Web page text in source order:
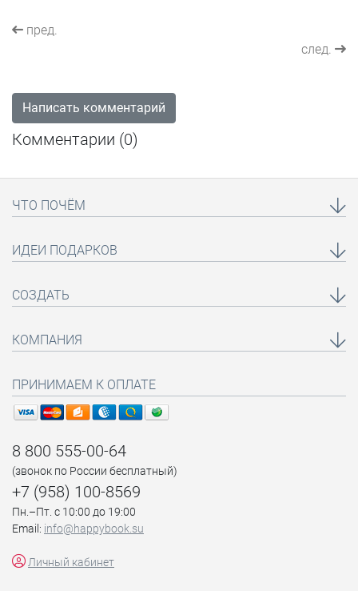
пред.
след.
Написать комментарий
Комментарии (0)
ЧТО ПОЧЁМ
ИДЕИ ПОДАРКОВ
СОЗДАТЬ
КОМПАНИЯ
ПРИНИМАЕМ К ОПЛАТЕ
8 800 555-00-64
(звонок по России бесплатный)
+7 (958) 100-8569
Пн.–Пт. с 10:00 до 19:00
Email: info@happybook.su
Личный кабинет